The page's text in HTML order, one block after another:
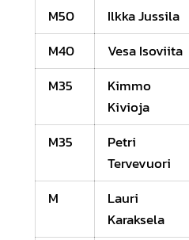
M50 Ilkka Jussila
M40
Vesa Isoviita
M35
Kimmo
Kivioja
M35
Petri
Tervevuori
M
Lauri
Karaksela